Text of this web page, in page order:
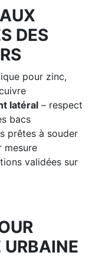
DES
pour zinc,
latéral – respect
bacs
prêtes à souder
mesure
validées sur
URBAINE